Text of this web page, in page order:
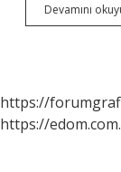
Devamını
https://
https://